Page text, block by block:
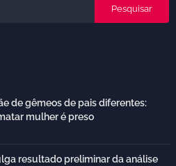
de gêmeos de pais diferentes:
mulher é preso
resultado preliminar da análise